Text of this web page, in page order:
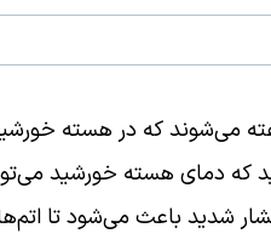
می‌شوند که در هسته
شدید باعث می‌شود تا